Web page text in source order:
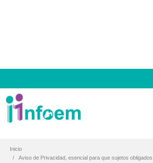
Inicio
Aviso de Privacidad, esencial para que sujetos